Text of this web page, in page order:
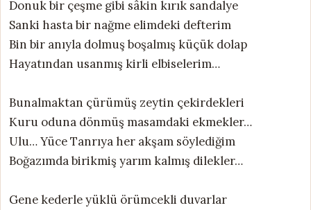
Donuk bir çeşme gibi sâkin kırık sandalye
Sanki hasta bir nağme elimdeki defterim
Bin bir anıyla dolmuş boşalmış küçük dolap
Hayatından usanmış kirli elbiselerim…
Bunalmaktan çürümüş zeytin çekirdekleri
Kuru oduna dönmüş masamdaki ekmekler…
Ulu… Yüce Tanrıya her akşam söylediğim
Boğazımda birikmiş yarım kalmış dilekler…
Gene kederle yüklü örümcekli duvarlar